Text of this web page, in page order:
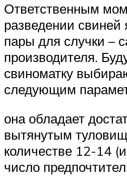
Ответственным
разведении свиней
пары для случки –
производителя.
свиноматку
следующим
она обладает
вытянутым
количестве 12-14
число